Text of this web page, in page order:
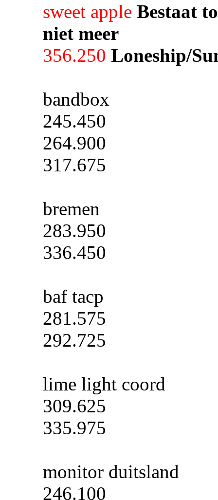
sweet apple Bestaat
niet meer
356.250 Loneship/
bandbox
245.450
264.900
317.675
bremen
283.950
336.450
baf tacp
281.575
292.725
lime light coord
309.625
335.975
monitor duitsland
246.100